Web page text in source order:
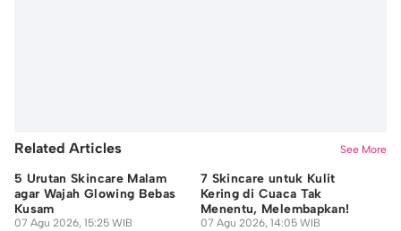
Related Articles See More
5 Urutan Skincare Malam
agar Wajah Glowing Bebas
Kusam
07 Agu 2026, 15:25 WIB
7 Skincare untuk Kulit
Kering di Cuaca Tak
Menentu, Melembapkan!
07 Agu 2026, 14:05 WIB